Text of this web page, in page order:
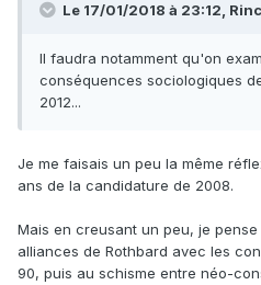
Le 17/01/2018 à 23:12,
Il faudra notamment qu'on
conséquences sociologiques
2012...
Je me faisais un peu la même
ans de la candidature de 2008.
Mais en creusant un peu, je
alliances de Rothbard avec les
90, puis au schisme entre néo-